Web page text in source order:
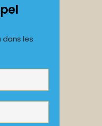
dans les